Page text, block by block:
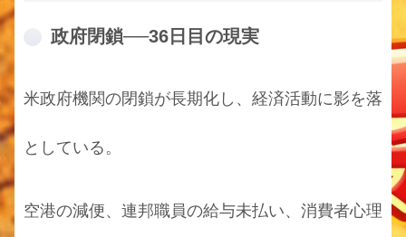
政府閉鎖──36日目の現実
米政府機関の閉鎖が長期化し、経済活動に影を落
としている。
空港の減便、連邦職員の給与未払い、消費者心理